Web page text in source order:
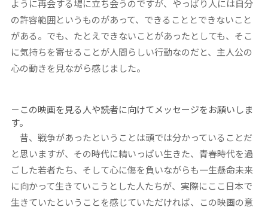
ように再会する場に立ち会うのですが、やっぱり人には自分
の許容範囲というものがあって、できることとできないこと
がある。でも、たとえできないことがあったとしても、そこ
に気持ちを寄せることが人間らしい行動なのだと、主人公の
心の動きを見ながら感じました。
－この映画を見る人や読者に向けてメッセージをお願いしま
す。
昔、戦争があったということは頭では分かっていることだ
と思いますが、その時代に精いっぱい生きた、青春時代を過
ごした若者たち、そして心に傷を負いながらも一生懸命未来
に向かって生きていこうとした人たちが、実際にここ日本で
生きていたということを感じていただければ、この映画の意